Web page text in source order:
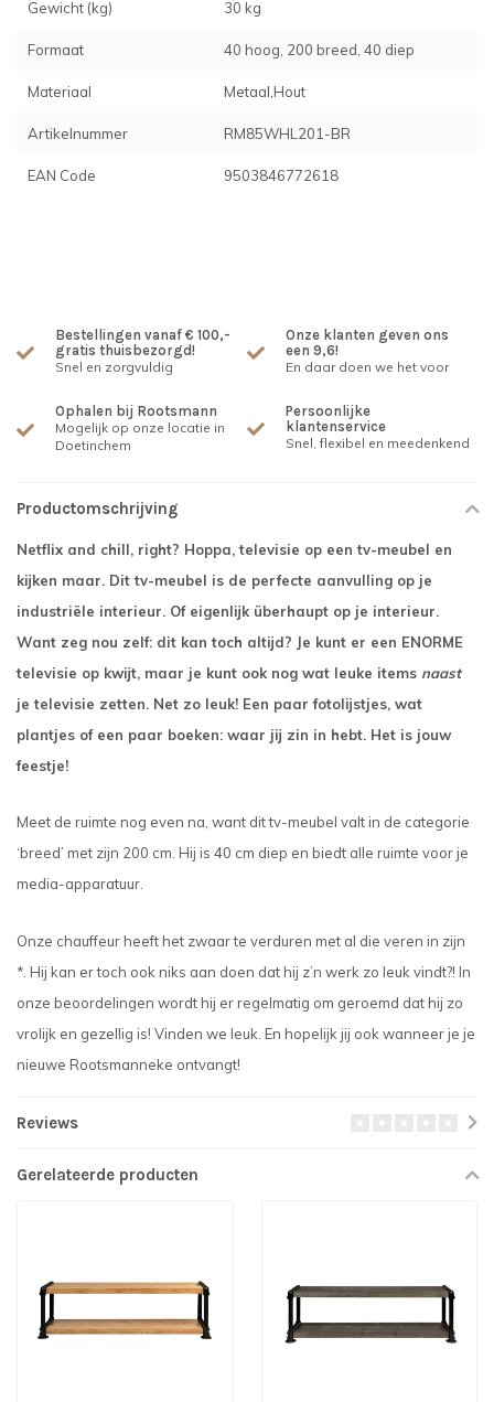
Gewicht (kg) 30 kg
Formaat 40 hoog, 200 breed, 40 diep
Materiaal Metaal,Hout
Artikelnummer RM85WHL201-BR
EAN Code 9503846772618
Bestellingen vanaf € 100,-
gratis thuisbezorgd!
Snel en zorgvuldig
Onze klanten geven ons
een 9,6!
En daar doen we het voor
Ophalen bij Rootsmann
Mogelijk op onze locatie in
Doetinchem
Persoonlijke
klantenservice
Snel, flexibel en meedenkend
Productomschrijving
Netflix and chill, right? Hoppa, televisie op een tv-meubel en
kijken maar. Dit tv-meubel is de perfecte aanvulling op je
industriële interieur. Of eigenlijk überhaupt op je interieur.
Want zeg nou zelf: dit kan toch altijd? Je kunt er een ENORME
televisie op kwijt, maar je kunt ook nog wat leuke items naast
je televisie zetten. Net zo leuk! Een paar fotolijstjes, wat
plantjes of een paar boeken: waar jij zin in hebt. Het is jouw
feestje!
Meet de ruimte nog even na, want dit tv-meubel valt in de categorie
‘breed’ met zijn 200 cm. Hij is 40 cm diep en biedt alle ruimte voor je
media-apparatuur.
Onze chauffeur heeft het zwaar te verduren met al die veren in zijn
*. Hij kan er toch ook niks aan doen dat hij z’n werk zo leuk vindt?! In
onze beoordelingen wordt hij er regelmatig om geroemd dat hij zo
vrolijk en gezellig is! Vinden we leuk. En hopelijk jij ook wanneer je je
nieuwe Rootsmanneke ontvangt!
Reviews
Gerelateerde producten